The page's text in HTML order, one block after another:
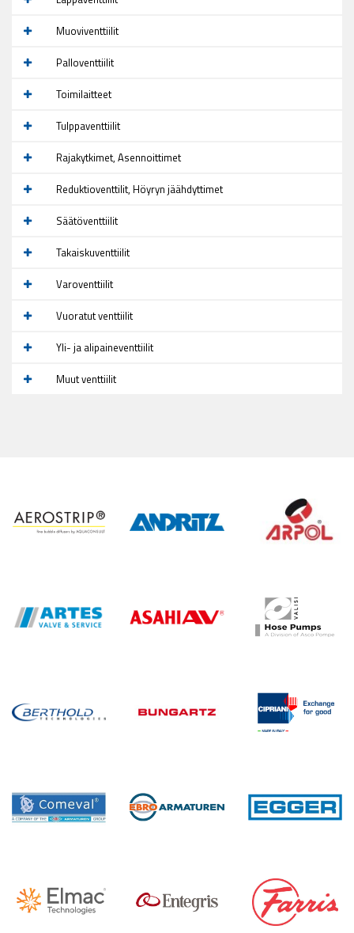
Muoviventtiilit
Palloventtiilit
Toimilaitteet
Tulppaventtiilit
Rajakytkimet, Asennoittimet
Reduktioventtilit, Höyryn jäähdyttimet
Säätöventtiilit
Takaiskuventtiilit
Varoventtiilit
Vuoratut venttiilit
Yli- ja alipaineventtiilit
Muut venttiilit